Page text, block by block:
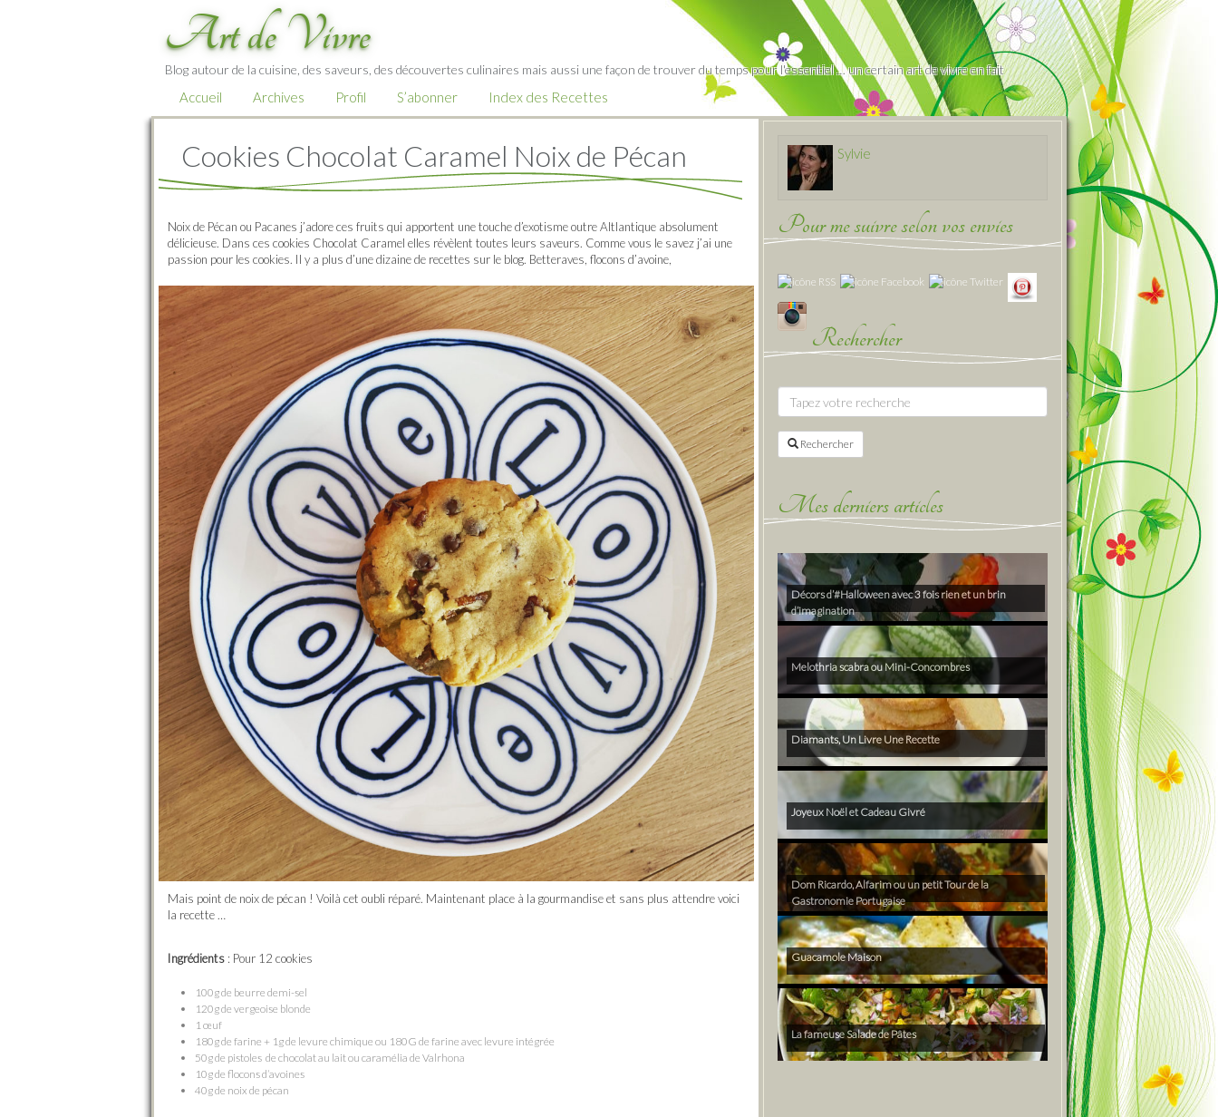
Art de Vivre
Blog autour de la cuisine, des saveurs, des découvertes culinaires mais aussi une façon de trouver du temps pour l'essentiel … un certain art de vivre en fait
Accueil Archives Profil S’abonner Index des Recettes
Cookies Chocolat Caramel Noix de Pécan
Noix de Pécan ou Pacanes j’adore ces fruits qui apportent une touche d’exotisme outre Altlantique absolument
délicieuse. Dans ces cookies Chocolat Caramel elles révèlent toutes leurs saveurs. Comme vous le savez j’ai une
passion pour les cookies. Il y a plus d’une dizaine de recettes sur le blog. Betteraves, flocons d’avoine,
Mais point de noix de pécan ! Voilà cet oubli réparé. Maintenant place à la gourmandise et sans plus attendre voici
la recette …
Ingrédients : Pour 12 cookies
100g de beurre demi-sel
120g de vergeoise blonde
1 œuf
180g de farine + 1g de levure chimique ou 180G de farine avec levure intégrée
50g de pistoles de chocolat au lait ou caramélia de Valrhona
10g de flocons d’avoines
40g de noix de pécan
Sylvie
Pour me suivre selon vos envies
Rechercher
Rechercher
Mes derniers articles
Décors d’#Halloween avec 3 fois rien et un brin
d’imagination
Melothria scabra ou Mini-Concombres
Diamants, Un Livre Une Recette
Joyeux Noël et Cadeau Givré
Dom Ricardo, Alfarim ou un petit Tour de la
Gastronomie Portugaise
Guacamole Maison
La fameuse Salade de Pâtes